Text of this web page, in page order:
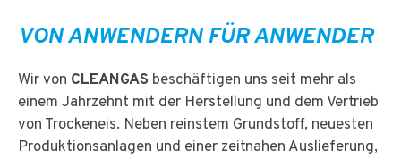
VON ANWENDERN FÜR ANWENDER
Wir von CLEANGAS beschäftigen uns seit mehr als
einem Jahrzehnt mit der Herstellung und dem Vertrieb
von Trockeneis. Neben reinstem Grundstoff, neuesten
Produktionsanlagen und einer zeitnahen Auslieferung,